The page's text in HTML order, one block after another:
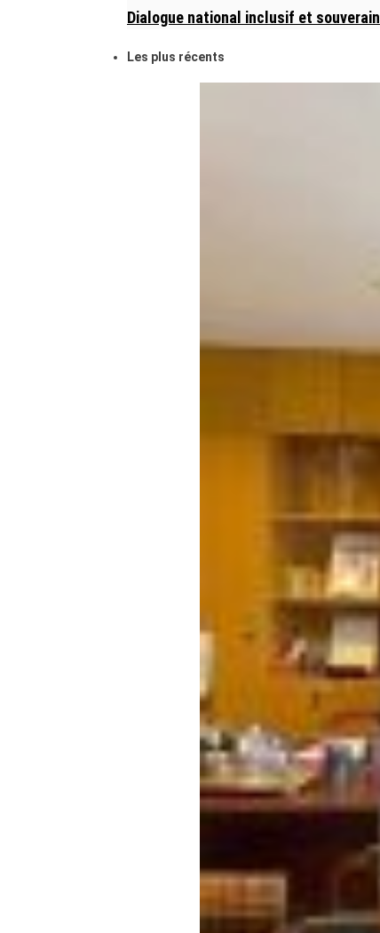
Dialogue national inclusif et souverain
Les plus récents